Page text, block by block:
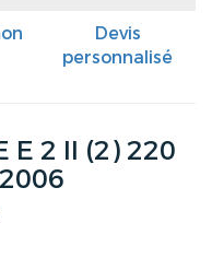
Devis
personnalisé
E 2 II (2) 220